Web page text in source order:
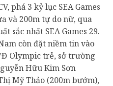
phá 3 kỷ lục SEA Games
và 200m tự do nữ, qua
sắc nhất SEA Games 29.
còn đặt niềm tin vào
Olympic trẻ, sở trường
Hữu Kim Sơn
Mỹ Thảo (200m bướm),